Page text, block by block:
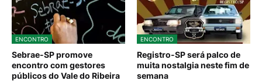
ENCONTRO
Sebrae-SP promove
encontro com gestores
públicos do Vale do Ribeira
ENCONTRO
Registro-SP será palco de
muita nostalgia neste fim de
semana